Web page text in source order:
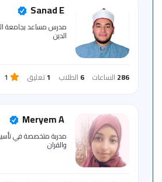
Sanad E
مدرس مساعد بجامعة
الدين
286 الساعات 6 الطلاب 1تعليق 1
Meryem A
مدربة متخصصة في
والقران